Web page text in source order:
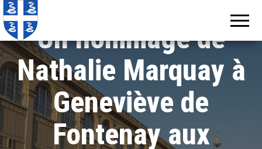
Un hommage de
Nathalie Marquay à
Geneviève de
Fontenay aux